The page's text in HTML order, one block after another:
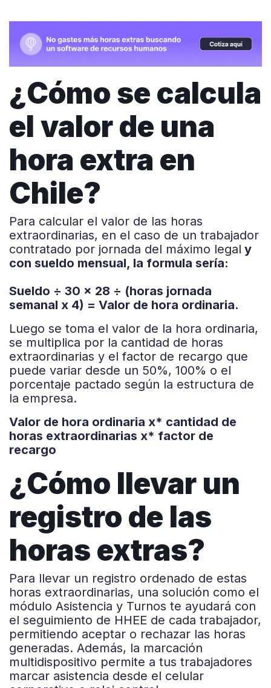
¿Cómo se calcula
el valor de una
hora extra en
Chile?
Para calcular el valor de las horas
extraordinarias, en el caso de un trabajador
contratado por jornada del máximo legal y
con sueldo mensual, la formula sería:
Sueldo ÷ 30 x 28 ÷ (horas jornada
semanal x 4) = Valor de hora ordinaria.
Luego se toma el valor de la hora ordinaria,
se multiplica por la cantidad de horas
extraordinarias y el factor de recargo que
puede variar desde un 50%, 100% o el
porcentaje pactado según la estructura de
la empresa.
Valor de hora ordinaria x* cantidad de
horas extraordinarias x* factor de
recargo
¿Cómo llevar un
registro de las
horas extras?
Para llevar un registro ordenado de estas
horas extraordinarias, una solución como el
módulo Asistencia y Turnos te ayudará con
el seguimiento de HHEE de cada trabajador,
permitiendo aceptar o rechazar las horas
generadas. Además, la marcación
multidispositivo permite a tus trabajadores
marcar asistencia desde el celular